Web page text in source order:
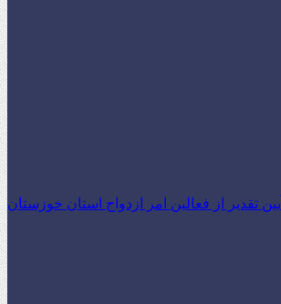
آیین تقدیر از فعالین امر ازدواج استان خوزستان